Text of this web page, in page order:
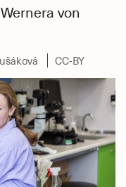
von
CC-BY